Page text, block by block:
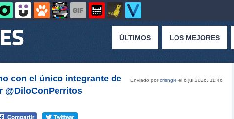
ÚLTIMOS LOS MEJORES
Enviado porcrisngie el 6 jul 2026, 11:46
con el único integrante de
@DiloConPerritos